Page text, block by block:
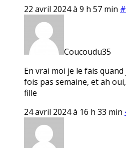
22 avril 2024 à 9 h 57 min
Coucoudu35
En vrai moi je le fais
fois pas semaine, et ah
fille
24 avril 2024 à 16 h 33 min